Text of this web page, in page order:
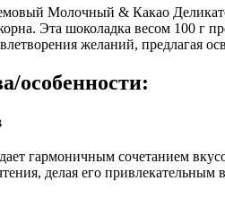
Молочный & Какао
Эта шоколадка весом 100 г
желаний, предлагая
особенности:
гармоничным сочетанием
делая его